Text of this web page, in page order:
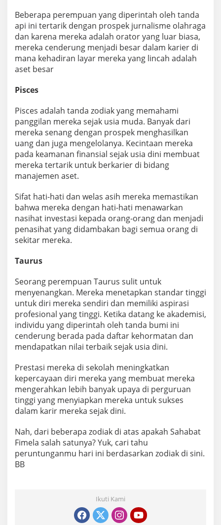
Beberapa perempuan yang diperintah oleh tanda
api ini tertarik dengan prospek jurnalisme olahraga
dan karena mereka adalah orator yang luar biasa,
mereka cenderung menjadi besar dalam karier di
mana kehadiran layar mereka yang lincah adalah
aset besar
Pisces
Pisces adalah tanda zodiak yang memahami
panggilan mereka sejak usia muda. Banyak dari
mereka senang dengan prospek menghasilkan
uang dan juga mengelolanya. Kecintaan mereka
pada keamanan finansial sejak usia dini membuat
mereka tertarik untuk berkarier di bidang
manajemen aset.
Sifat hati-hati dan welas asih mereka memastikan
bahwa mereka dengan hati-hati menawarkan
nasihat investasi kepada orang-orang dan menjadi
penasihat yang didambakan bagi semua orang di
sekitar mereka.
Taurus
Seorang perempuan Taurus sulit untuk
menyenangkan. Mereka menetapkan standar tinggi
untuk diri mereka sendiri dan memiliki aspirasi
profesional yang tinggi. Ketika datang ke akademisi,
individu yang diperintah oleh tanda bumi ini
cenderung berada pada daftar kehormatan dan
mendapatkan nilai terbaik sejak usia dini.
Prestasi mereka di sekolah meningkatkan
kepercayaan diri mereka yang membuat mereka
mengerahkan lebih banyak upaya di perguruan
tinggi yang menyiapkan mereka untuk sukses
dalam karir mereka sejak dini.
Nah, dari beberapa zodiak di atas apakah Sahabat
Fimela salah satunya? Yuk, cari tahu
peruntunganmu hari ini berdasarkan zodiak di sini.
BB
Ikuti Kami